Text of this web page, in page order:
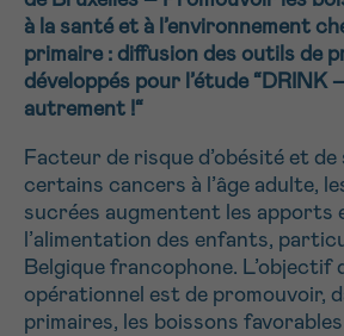
à la santé et à l’environnement
primaire : diffusion des outils de
développés pour l’étude “DRINK
autrement !“
Facteur de risque d’obésité et de
certains cancers à l’âge adulte,
sucrées augmentent les apports
l’alimentation des enfants,
Belgique francophone. L’objectif
opérationnel est de promouvoir,
primaires, les boissons